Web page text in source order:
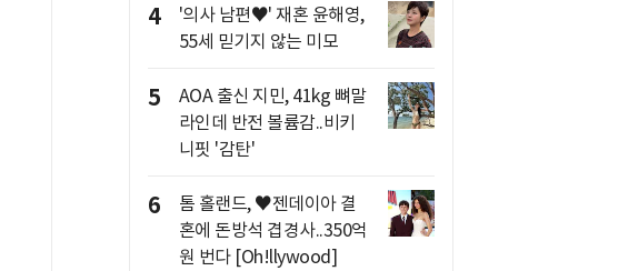
4
'의사 남편♥' 재혼 윤해영,
55세 믿기지 않는 미모
5
AOA 출신 지민, 41kg 뼈말
라인데 반전 볼륨감..비키
니핏 '감탄'
6
톰 홀랜드, ♥︎젠데이아 결
혼에 돈방석 겹경사..350억
원 번다 [Oh!llywood]